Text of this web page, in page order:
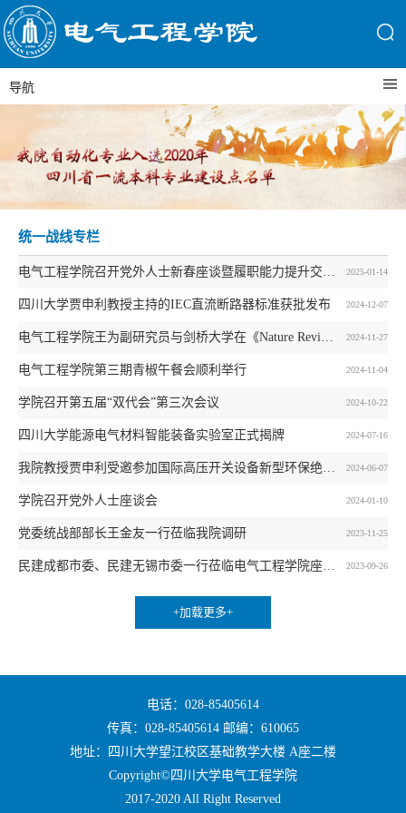
导航
统一战线专栏
2025-01-14
2024-12-07
四川大学贾申利教授主持的IEC直流断路器标准获批发布
2024-11-27
2024-11-04
电气工程学院第三期青椒午餐会顺利举行
2024-10-22
学院召开第五届“双代会”第三次会议
2024-07-16
四川大学能源电气材料智能装备实验室正式揭牌
2024-06-07
2024-01-10
学院召开党外人士座谈会
2023-11-25
党委统战部部长王金友一行莅临我院调研
2023-09-26
+加载更多+
电话：028-85405614
传真：028-85405614 邮编：610065
地址：四川大学望江校区基础教学大楼 A座二楼
Copyright©四川大学电气工程学院
2017-2020 All Right Reserved